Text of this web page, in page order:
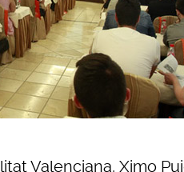
Valenciana, Ximo